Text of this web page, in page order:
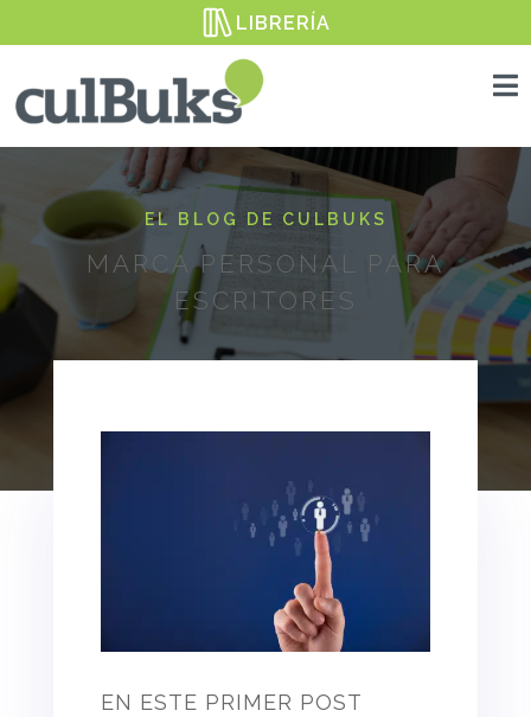
LIBRERÍA

EL BLOG DE CULBUKS
MARCA PERSONAL PARA
ESCRITORES
EN ESTE PRIMER POST